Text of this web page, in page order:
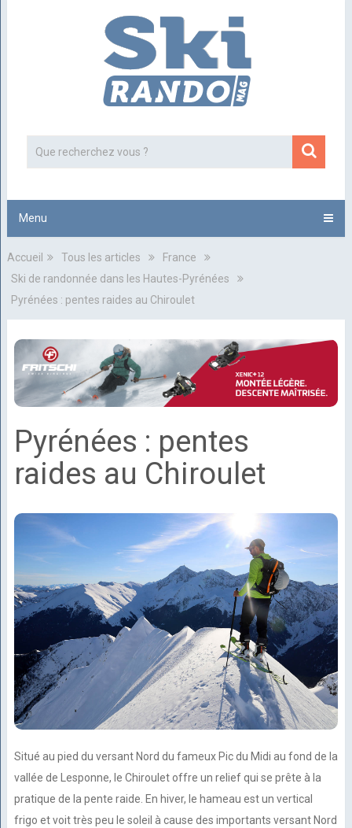
Menu
Accueil Tous les articles
France
Ski de randonnée dans les Hautes-Pyrénées
Pyrénées : pentes raides au Chiroulet
Pyrénées : pentes
raides au Chiroulet
Situé au pied du versant Nord du fameux Pic du Midi au fond de la
vallée de Lesponne, le Chiroulet offre un relief qui se prête à la
pratique de la pente raide. En hiver, le hameau est un vertical
frigo et voit très peu le soleil à cause des importants versant Nord